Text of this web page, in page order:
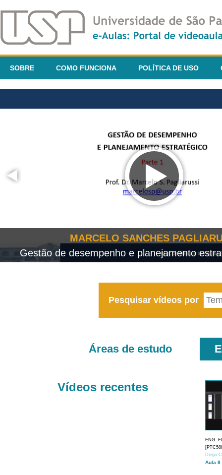
SOBRE COMO FUNCIONA POLÍTICA DE USO
MARCELO SANCHES
Gestão de desempenho e planejamento
Pesquisar vídeos por
Áreas de estudo
Vídeos recentes
ENG.
Diego
Aula 8